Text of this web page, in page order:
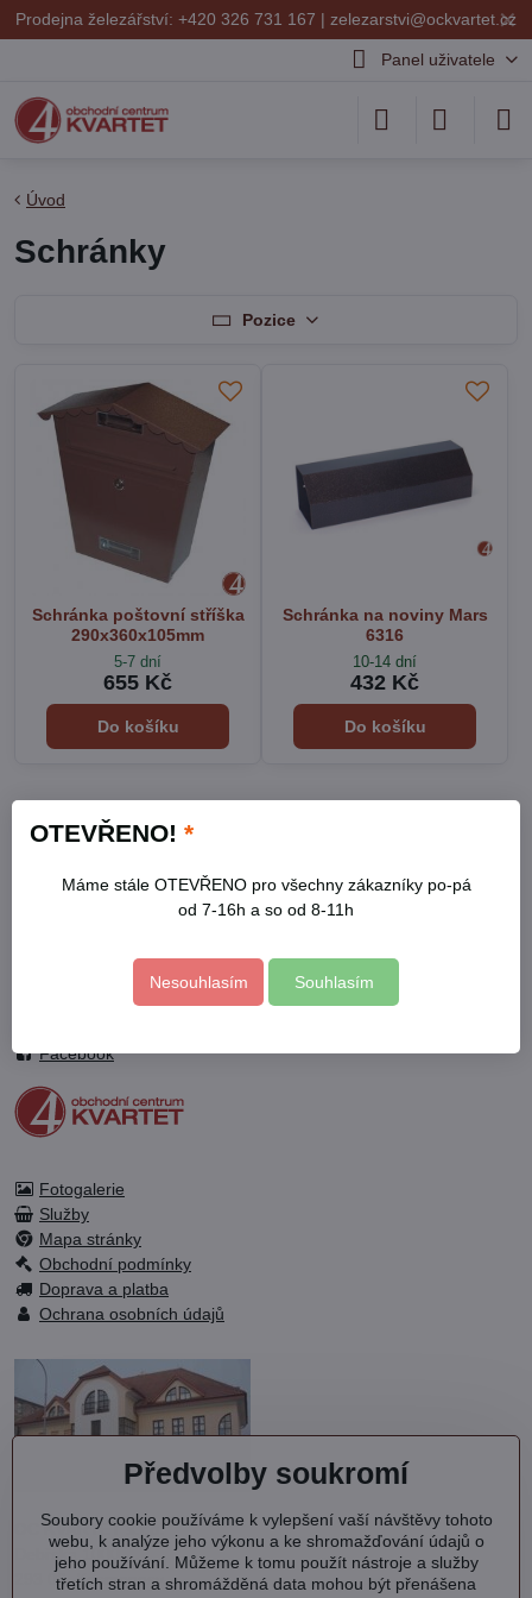
✕
Prodejna železářství: +420 326 731 167 | zelezarstvi@ockvartet.cz
Panel uživatele
Úvod
Schránky
Pozice
Schránka poštovní stříška
290x360x105mm
5-7 dní
655 Kč
Do košíku
Schránka na noviny Mars
6316
10-14 dní
432 Kč
Do košíku
2
Otevírací doba
Facebook
Fotogalerie
Služby
Mapa stránky
Obchodní podmínky
Doprava a platba
Ochrana osobních údajů
OC KVARTET s.r.o.
Debřská 1000
293 06 Kosmonosy
Předvolby soukromí
Soubory cookie používáme k vylepšení vaší návštěvy tohoto
webu, k analýze jeho výkonu a ke shromažďování údajů o
jeho používání. Můžeme k tomu použít nástroje a služby
třetích stran a shromážděná data mohou být přenášena
OTEVŘENO! *
Máme stále OTEVŘENO pro všechny zákazníky po-pá
od 7-16h a so od 8-11h
Nesouhlasím Souhlasím